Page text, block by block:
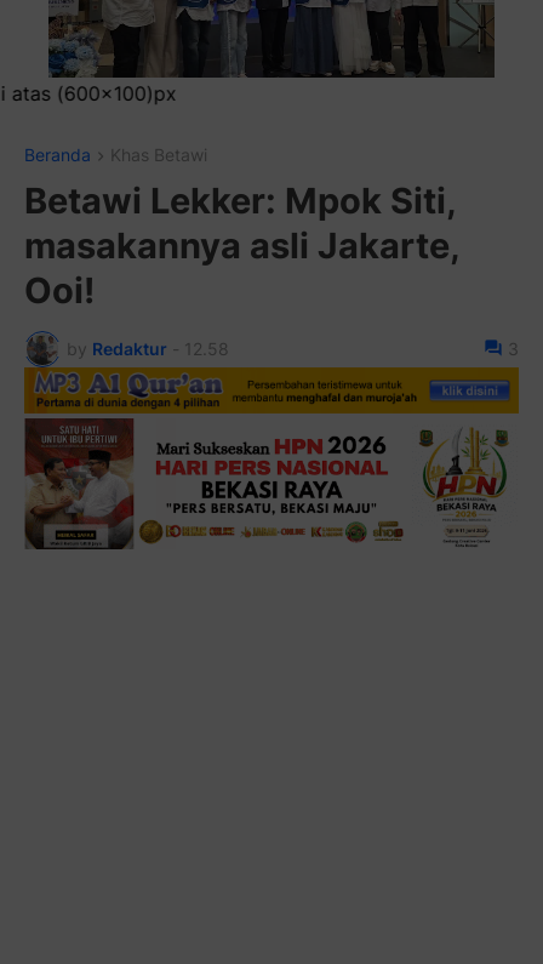
Beranda Khas Betawi
Betawi Lekker: Mpok Siti,
masakannya asli Jakarte,
Ooi!
by Redaktur - 12.58 3